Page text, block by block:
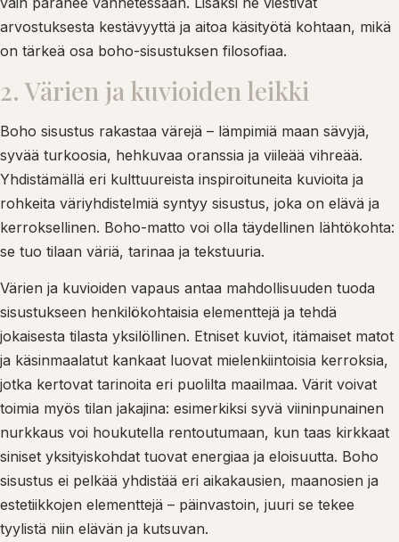
arvostuksesta kestävyyttä ja aitoa käsityötä kohtaan, mikä
on tärkeä osa boho-sisustuksen filosofiaa.
2. Värien ja kuvioiden leikki
Boho sisustus rakastaa värejä – lämpimiä maan sävyjä,
syvää turkoosia, hehkuvaa oranssia ja viileää vihreää.
Yhdistämällä eri kulttuureista inspiroituneita kuvioita ja
rohkeita väriyhdistelmiä syntyy sisustus, joka on elävä ja
kerroksellinen. Boho-matto voi olla täydellinen lähtökohta:
se tuo tilaan väriä, tarinaa ja tekstuuria.
Värien ja kuvioiden vapaus antaa mahdollisuuden tuoda
sisustukseen henkilökohtaisia elementtejä ja tehdä
jokaisesta tilasta yksilöllinen. Etniset kuviot, itämaiset matot
ja käsinmaalatut kankaat luovat mielenkiintoisia kerroksia,
jotka kertovat tarinoita eri puolilta maailmaa. Värit voivat
toimia myös tilan jakajina: esimerkiksi syvä viininpunainen
nurkkaus voi houkutella rentoutumaan, kun taas kirkkaat
siniset yksityiskohdat tuovat energiaa ja eloisuutta. Boho
sisustus ei pelkää yhdistää eri aikakausien, maanosien ja
estetiikkojen elementtejä – päinvastoin, juuri se tekee
tyylistä niin elävän ja kutsuvan.